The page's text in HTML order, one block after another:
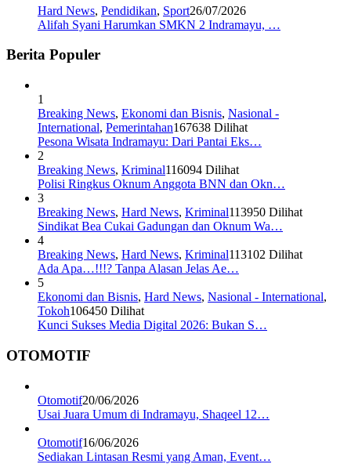
Hard News, Pendidikan, Sport26/07/2026
Alifah Syani Harumkan SMKN 2 Indramayu, …
Berita Populer
1
Breaking News, Ekonomi dan Bisnis, Nasional -
International, Pemerintahan167638 Dilihat
Pesona Wisata Indramayu: Dari Pantai Eks…
2
Breaking News, Kriminal116094 Dilihat
Polisi Ringkus Oknum Anggota BNN dan Okn…
3
Breaking News, Hard News, Kriminal113950 Dilihat
Sindikat Bea Cukai Gadungan dan Oknum Wa…
4
Breaking News, Hard News, Kriminal113102 Dilihat
Ada Apa…!!!? Tanpa Alasan Jelas Ae…
5
Ekonomi dan Bisnis, Hard News, Nasional - International,
Tokoh106450 Dilihat
Kunci Sukses Media Digital 2026: Bukan S…
OTOMOTIF
Otomotif20/06/2026
Usai Juara Umum di Indramayu, Shaqeel 12…
Otomotif16/06/2026
Sediakan Lintasan Resmi yang Aman, Event…